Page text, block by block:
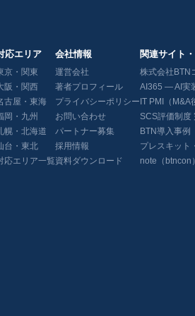
応エリア
京・関東
阪・関西
古屋・東海
岡・九州
幌・北海道
台・東北
応エリア一覧
会社情報
運営会社
著者プロフィール
プライバシーポリシー
お問い合わせ
パートナー募集
採用情報
資料ダウンロード
関連サイト
株式会社BTN
AI365 — AI実
IT PMI（M&A
SCS評価制度
BTN導入事例
プレスキット
note（btncon）